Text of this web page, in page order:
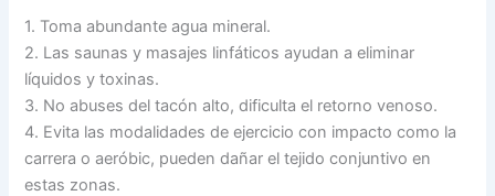
1. Toma abundante agua mineral.
2. Las saunas y masajes linfáticos ayudan a eliminar
líquidos y toxinas.
3. No abuses del tacón alto, dificulta el retorno venoso.
4. Evita las modalidades de ejercicio con impacto como la
carrera o aeróbic, pueden dañar el tejido conjuntivo en
estas zonas.